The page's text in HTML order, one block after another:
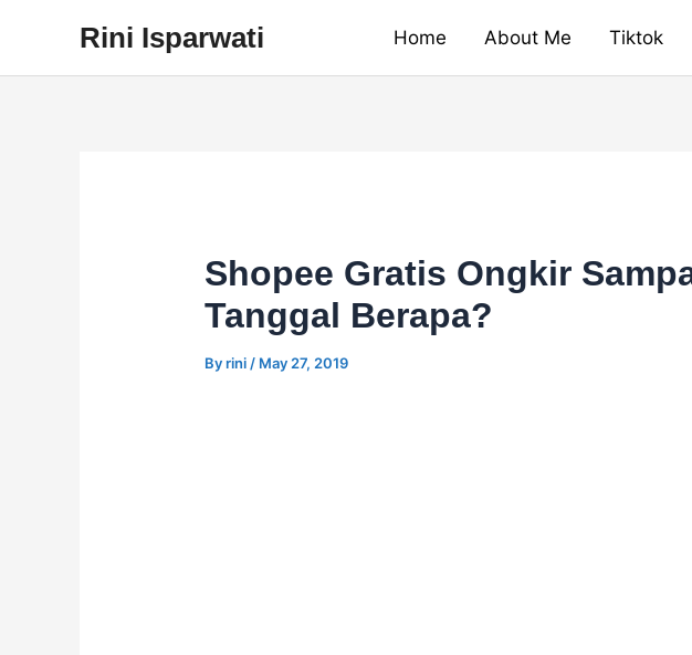
content
Rini Isparwati Home About Me Tiktok
Shopee Gratis Ongkir
Tanggal Berapa?
Byrini / May 27, 2019